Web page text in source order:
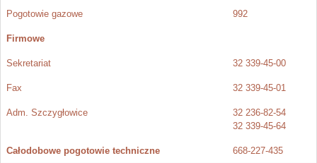
Pogotowie gazowe 992
Firmowe
Sekretariat 32 339-45-00
Fax 32 339-45-01
Adm. Szczygłowice
32 236-82-54
32 339-45-64
Całodobowe pogotowie techniczne 668-227-435